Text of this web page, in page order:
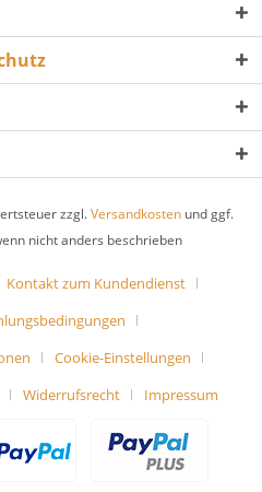
zzgl.Versandkosten und ggf.
nicht anders beschrieben
Kontakt zum Kundendienst
Cookie-Einstellungen
Widerrufsrecht Impressum